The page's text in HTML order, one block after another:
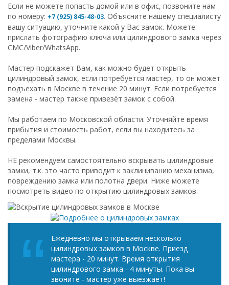
Если не можете попасть домой или в офис, позвоните нам
по номеру: +7 (925) 845-48-03. Объясните нашему специалисту
вашу ситуацию, уточните какой у Вас замок. Можете
прислать фотографию ключа или цилиндрового замка через
СМС/Viber/WhatsApp.
Мастер подскажет Вам, как можно будет открыть
цилиндровый замок, если потребуется мастер, то он может
подъехать в Москве в течение 20 минут. Если потребуется
замена - мастер также привезёт замок с собой.
Мы работаем по Московской области. Уточняйте время
прибытия и стоимость работ, если вы находитесь за
пределами Москвы.
НЕ рекомендуем самостоятельно вскрывать цилиндровые
замки, т.к. это часто приводит к заклиниванию механизма,
повреждению замка или полотна двери. Ниже можете
посмотреть видео по открытию цилиндровых замков.
Ежедневно мы открываем несколько
цилиндровых замков в Москве. Приезд
мастера - 20 минут. Время открытия
цилиндрового замка - 4 минуты. Пока вы
звоните - мастер уже выезжает!